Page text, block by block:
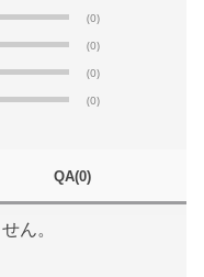
(0)
(0)
(0)
(0)
QA(0)
ん。